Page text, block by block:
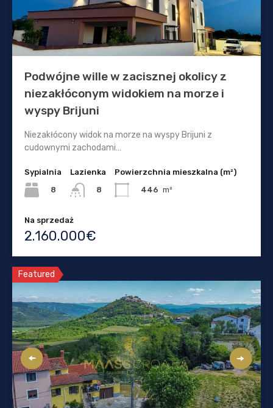
Podwójne wille w zacisznej okolicy z
niezakłóconym widokiem na morze i
wyspy Brijuni
Niezakłócony widok na morze na wyspy Brijuni z
cudownymi zachodami…
Sypialnia
8
Lazienka
8
Powierzchnia mieszkalna (m²)
446 m²
Na sprzedaż
2.160.000€
Featured